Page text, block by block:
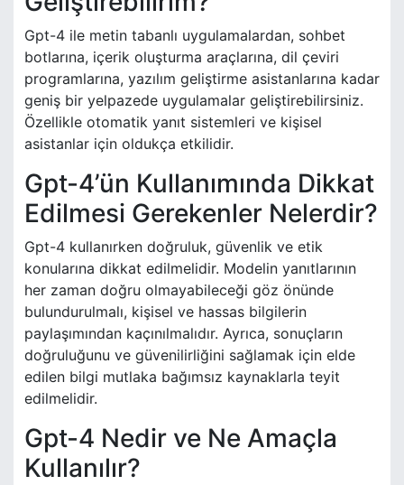
Gpt-4 ile metin tabanlı uygulamalardan, sohbet
botlarına, içerik oluşturma araçlarına, dil çeviri
programlarına, yazılım geliştirme asistanlarına kadar
geniş bir yelpazede uygulamalar geliştirebilirsiniz.
Özellikle otomatik yanıt sistemleri ve kişisel
asistanlar için oldukça etkilidir.
Gpt-4’ün Kullanımında Dikkat
Edilmesi Gerekenler Nelerdir?
Gpt-4 kullanırken doğruluk, güvenlik ve etik
konularına dikkat edilmelidir. Modelin yanıtlarının
her zaman doğru olmayabileceği göz önünde
bulundurulmalı, kişisel ve hassas bilgilerin
paylaşımından kaçınılmalıdır. Ayrıca, sonuçların
doğruluğunu ve güvenilirliğini sağlamak için elde
edilen bilgi mutlaka bağımsız kaynaklarla teyit
edilmelidir.
Gpt-4 Nedir ve Ne Amaçla
Kullanılır?